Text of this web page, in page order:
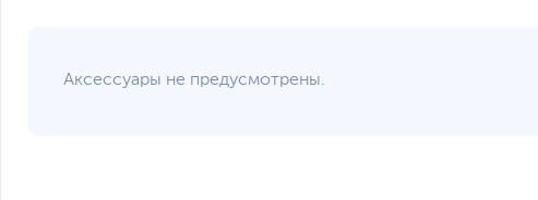
Размер вентилятора
Аксессуары не предусмотрены.